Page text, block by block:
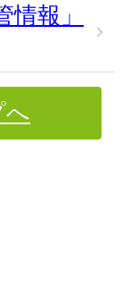
報」
へ